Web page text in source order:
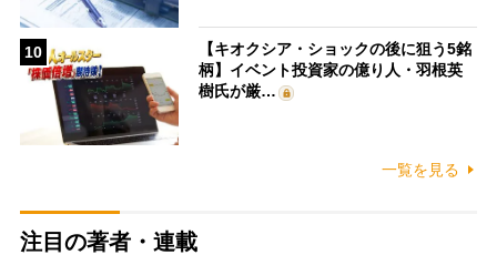
10
【キオクシア・ショックの後に狙う5銘
柄】イベント投資家の億り人・羽根英
樹氏が厳…
一覧を見る
注目の著者・連載